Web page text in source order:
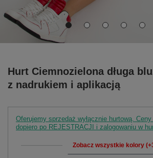
Hurt Ciemnozielona długa
z nadrukiem i aplikacją
Oferujemy sprzedaż wyłącznie hurtową.
dopiero po REJESTRACJI i zalogowaniu w
Zobacz wszystkie kolory